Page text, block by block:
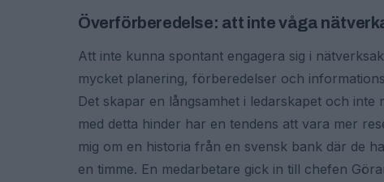
Överförberedelse: att inte våga
Att inte kunna spontant engagera sig i
mycket planering, förberedelser och
Det skapar en långsamhet i ledarskapet och
med detta hinder har en tendens att vara mer
mig om en historia från en svensk bank där de
en timme. En medarbetare gick in till chefen